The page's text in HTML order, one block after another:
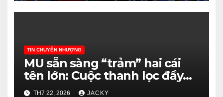
TIN CHUYỂN NHƯỢNG
MU sẵn sàng “trảm” hai cái
tên lớn: Cuộc thanh lọc đầy
khắc nghiệt dưới thời Carrick
TH7 22, 2026 JACKY